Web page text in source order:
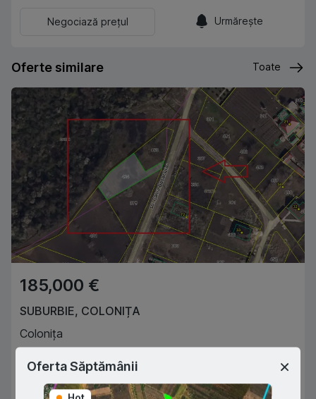
Negociază prețul Urmărește
Oferte similare Toate
185,000 €
SUBURBIE, COLONIȚA
Colonița
079044798
Agent imobiliar
Oferta Săptămânii